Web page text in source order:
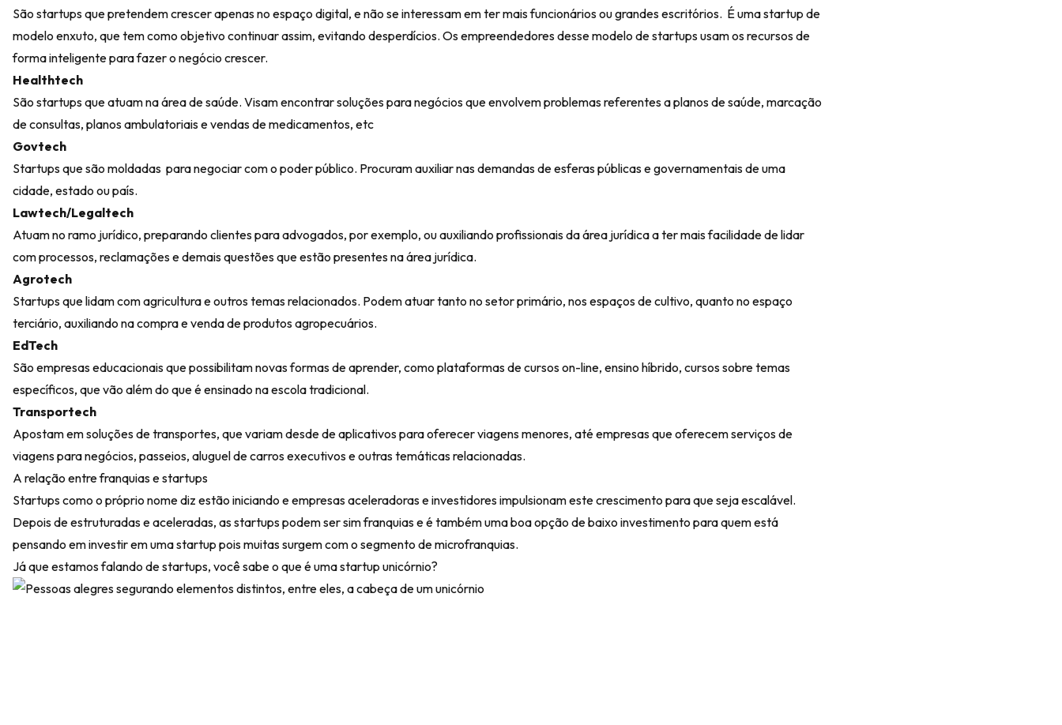
São startups que pretendem crescer apenas no espaço digital, e não se interessam em ter mais funcionários ou grandes escritórios. É uma startup de
modelo enxuto, que tem como objetivo continuar assim, evitando desperdícios. Os empreendedores desse modelo de startups usam os recursos de
forma inteligente para fazer o negócio crescer.
Healthtech
São startups que atuam na área de saúde. Visam encontrar soluções para negócios que envolvem problemas referentes a planos de saúde, marcação
de consultas, planos ambulatoriais e vendas de medicamentos, etc
Govtech
Startups que são moldadas para negociar com o poder público. Procuram auxiliar nas demandas de esferas públicas e governamentais de uma
cidade, estado ou país.
Lawtech/Legaltech
Atuam no ramo jurídico, preparando clientes para advogados, por exemplo, ou auxiliando profissionais da área jurídica a ter mais facilidade de lidar
com processos, reclamações e demais questões que estão presentes na área jurídica.
Agrotech
Startups que lidam com agricultura e outros temas relacionados. Podem atuar tanto no setor primário, nos espaços de cultivo, quanto no espaço
terciário, auxiliando na compra e venda de produtos agropecuários.
EdTech
São empresas educacionais que possibilitam novas formas de aprender, como plataformas de cursos on-line, ensino híbrido, cursos sobre temas
específicos, que vão além do que é ensinado na escola tradicional.
Transportech
Apostam em soluções de transportes, que variam desde de aplicativos para oferecer viagens menores, até empresas que oferecem serviços de
viagens para negócios, passeios, aluguel de carros executivos e outras temáticas relacionadas.
A relação entre franquias e startups
Startups como o próprio nome diz estão iniciando e empresas aceleradoras e investidores impulsionam este crescimento para que seja escalável.
Depois de estruturadas e aceleradas, as startups podem ser sim franquias e é também uma boa opção de baixo investimento para quem está
pensando em investir em uma startup pois muitas surgem com o segmento de microfranquias.
Já que estamos falando de startups, você sabe o que é uma startup unicórnio?